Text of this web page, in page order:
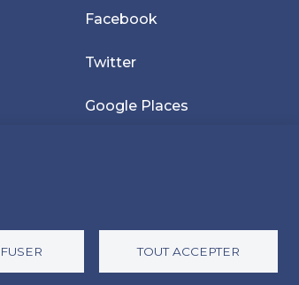
TOUT ACCEPTER
Facebook
Twitter
Google Places